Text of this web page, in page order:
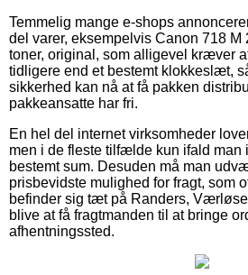
Temmelig mange e-shops
del varer, eksempelvis Canon 718 M
toner, original, som alligevel kræver
tidligere end et bestemt klokkeslæt,
sikkerhed kan nå at få pakken
pakkeansatte har fri.
En hel del internet virksomheder
men i de fleste tilfælde kun ifald man
bestemt sum. Desuden må man
prisbevidste mulighed for fragt, som
befinder sig tæt på Randers, Værløse
blive at få fragtmanden til at bringe
afhentningssted.